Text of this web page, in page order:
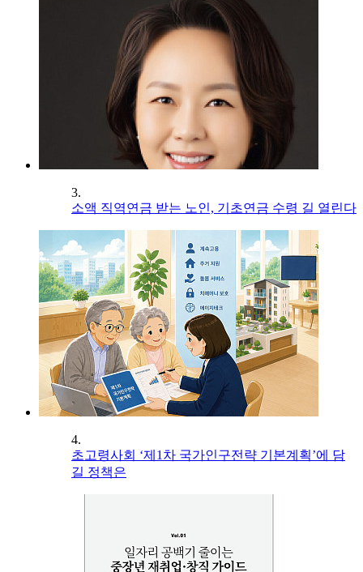
3.
소액 직역연금 받는 노인, 기초연금 수령 길 열린다
4.
초고령사회 ‘제1차 국가인구전략 기본계획’에 담
길 정책은